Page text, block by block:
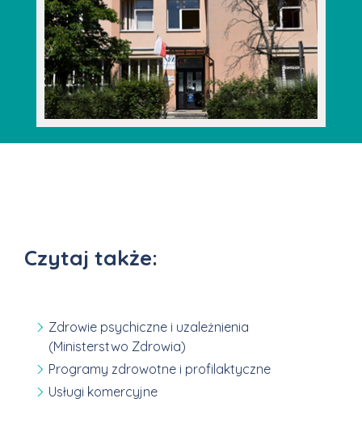
Czytaj także:
Zdrowie psychiczne i uzależnienia
(Ministerstwo Zdrowia)
Programy zdrowotne i profilaktyczne
Usługi komercyjne